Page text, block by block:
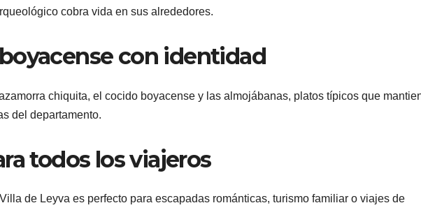
cobra vida en sus alrededores.
con identidad
chiquita, el cocido boyacense y las almojábanas, platos típicos que
del departamento.
todos los viajeros
de Leyva es perfecto para escapadas románticas, turismo familiar o viajes de